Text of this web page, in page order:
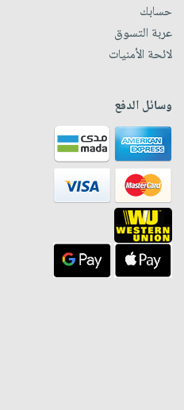
حسابك
عربة التسوق
لائحة الأمنيات
وسائل الدفع